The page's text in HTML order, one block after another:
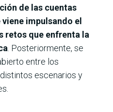
de las cuentas
impulsando el
retos que enfrenta la
. Posteriormente, se
entre los
escenarios y